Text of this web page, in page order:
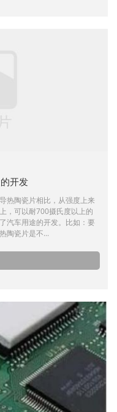
开发
热陶瓷片相比，从强度上来
，可以耐700摄氏度以上的
汽车用途的开发。比如：要
陶瓷片是不...